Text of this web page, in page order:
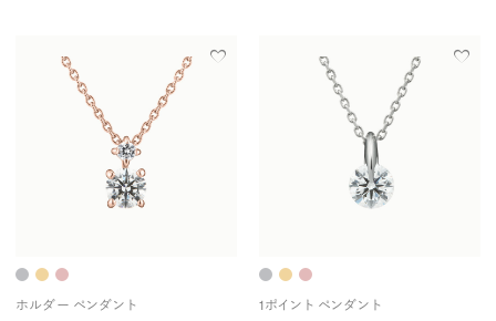
ホルダー ペンダント
1ポイント ペンダント